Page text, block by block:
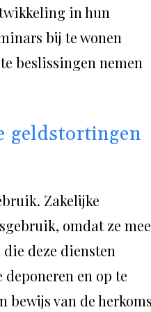
in hun
bij te wonen
beslissingen nemen
geldstortingen
Zakelijke
omdat ze
deze diensten
en op te
bewijs van de